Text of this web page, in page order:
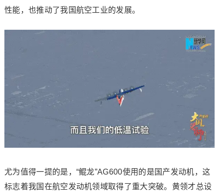
性能，也推动了我国航空工业的发展。
尤为值得一提的是，“鲲龙”AG600使用的是国产发动机，这
标志着我国在航空发动机领域取得了重大突破。黄领才总设